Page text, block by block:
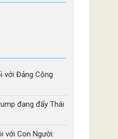
với Đảng Cộng
đang đẩy Thái
với Con Người: